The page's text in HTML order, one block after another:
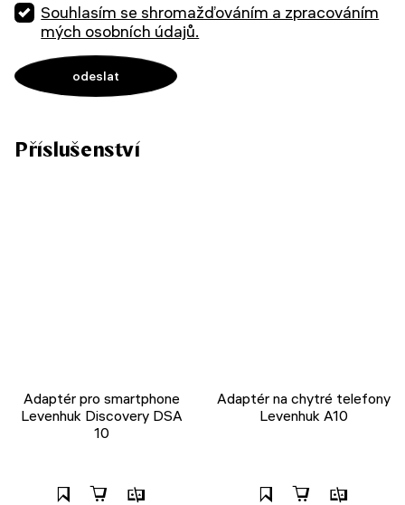
Souhlasím se shromažďováním a zpracováním
mých osobních údajů.
Příslušenství
Adaptér pro smartphone
Levenhuk Discovery DSA
10
Adaptér na chytré telefony
Levenhuk A10